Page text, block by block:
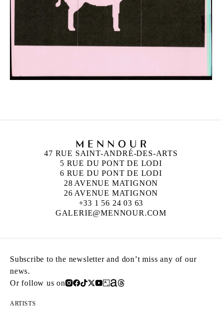
47 RUE SAINT-ANDRÉ-DES-ARTS
5 RUE DU PONT DE LODI
6 RUE DU PONT DE LODI
28 AVENUE MATIGNON
26 AVENUE MATIGNON
+33 1 56 24 03 63
GALERIE@MENNOUR.COM
Subscribe to the newsletter and don’t miss any of our
news.
Or follow us on
ARTISTS